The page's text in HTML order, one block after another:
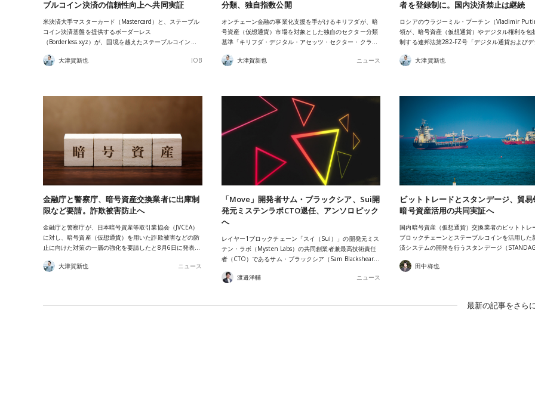
ブルコイン決済の信頼性向上へ共同実証
米決済大手マスターカード（Mastercard）と、ステーブル
コイン決済基盤を提供するボーダーレス
（Borderless.xyz）が、国境を越えたステーブルコイン…
大津賀新也 JOB
分類、独自指数公開
オンチェーン金融の事業化支援を手がけるキリフダが、暗
号資産（仮想通貨）市場を対象とした独自のセクター分類
基準「キリフダ・デジタル・アセッツ・セクター・クラ…
大津賀新也 ニュース
者を登録制に。国内決済禁止は継続
ロシアのウラジーミル・プーチン（Vladimir
領が、暗号資産（仮想通貨）やデジタル権利を包
制する連邦法第282-FZ号「デジタル通貨および
大津賀新也
金融庁と警察庁、暗号資産交換業者に出庫制
限など要請。詐欺被害防止へ
金融庁と警察庁が、日本暗号資産等取引業協会（JVCEA）
に対し、暗号資産（仮想通貨）を用いた詐欺被害などの防
止に向けた対策の一層の強化を要請したと8月6日に発表…
大津賀新也 ニュース
「Move」開発者サム・ブラックシア、Sui開
発元ミステンラボCTO退任、アンソロピック
へ
レイヤー1ブロックチェーン「スイ（Sui）」の開発元ミス
テン・ラボ（Mysten Labs）の共同創業者兼最高技術責任
者（CTO）であるサム・ブラックシア（Sam Blackshear…
渡邉洋輔 ニュース
ビットトレードとスタンデージ、貿易
暗号資産活用の共同実証へ
国内暗号資産（仮想通貨）交換業者のビットトレ
ブロックチェーンとステーブルコインを活用した
済システムの開発を行うスタンデージ（
田中柊也
最新の記事をさら